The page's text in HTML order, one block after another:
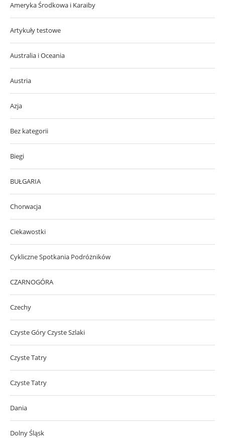
Ameryka Środkowa i Karaiby
Artykuły testowe
Australia i Oceania
Austria
Azja
Bez kategorii
Biegi
BUŁGARIA
Chorwacja
Ciekawostki
Cykliczne Spotkania Podróżników
CZARNOGÓRA
Czechy
Czyste Góry Czyste Szlaki
Czyste Tatry
Czyste Tatry
Dania
Dolny Śląsk